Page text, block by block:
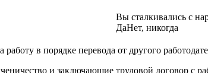
Вы сталкивались с
ДаНет, никогда
в порядке перевода от другого
и заключающие трудовой договор с